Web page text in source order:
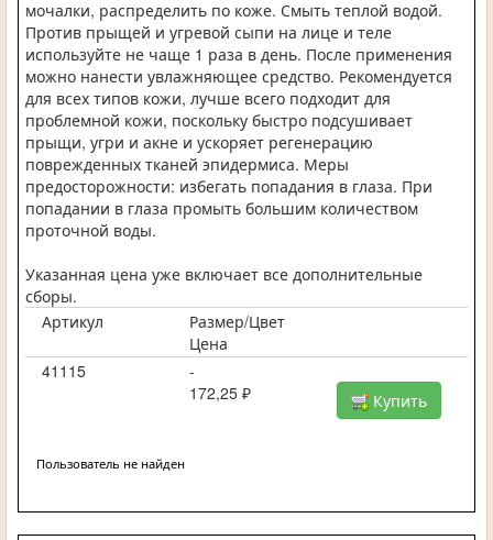
мочалки, распределить по коже. Смыть теплой водой.
Против прыщей и угревой сыпи на лице и теле
используйте не чаще 1 раза в день. После применения
можно нанести увлажняющее средство. Рекомендуется
для всех типов кожи, лучше всего подходит для
проблемной кожи, поскольку быстро подсушивает
прыщи, угри и акне и ускоряет регенерацию
поврежденных тканей эпидермиса. Меры
предосторожности: избегать попадания в глаза. При
попадании в глаза промыть большим количеством
проточной воды.
Указанная цена уже включает все дополнительные
сборы.
Артикул
Размер/Цвет
Цена
41115
-
172,25 ₽
Купить
Пользователь не найден